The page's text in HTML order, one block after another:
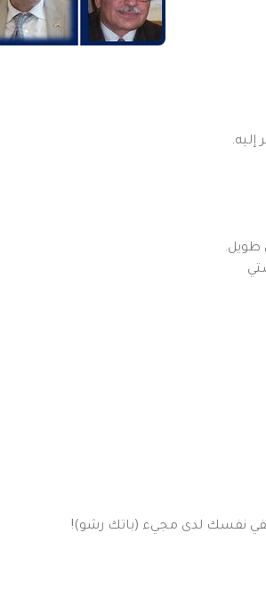
إليه.
طويل.
نفسك لدى مجيء (باتك رشو)!